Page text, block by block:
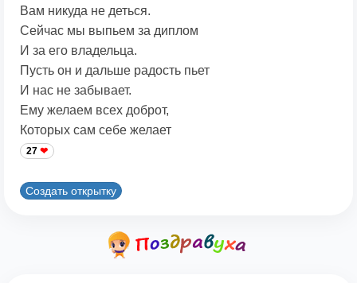
Вам никуда не деться.
Сейчас мы выпьем за диплом
И за его владельца.
Пусть он и дальше радость пьет
И нас не забывает.
Ему желаем всех доброт,
Которых сам себе желает
27
Создать открытку